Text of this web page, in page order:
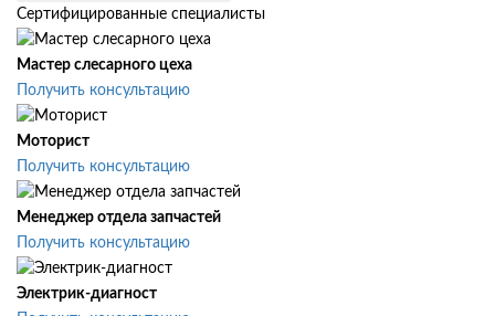
Сертифицированные специалисты
Мастер слесарного цеха
Получить консультацию
Моторист
Получить консультацию
Менеджер отдела запчастей
Получить консультацию
Электрик-диагност